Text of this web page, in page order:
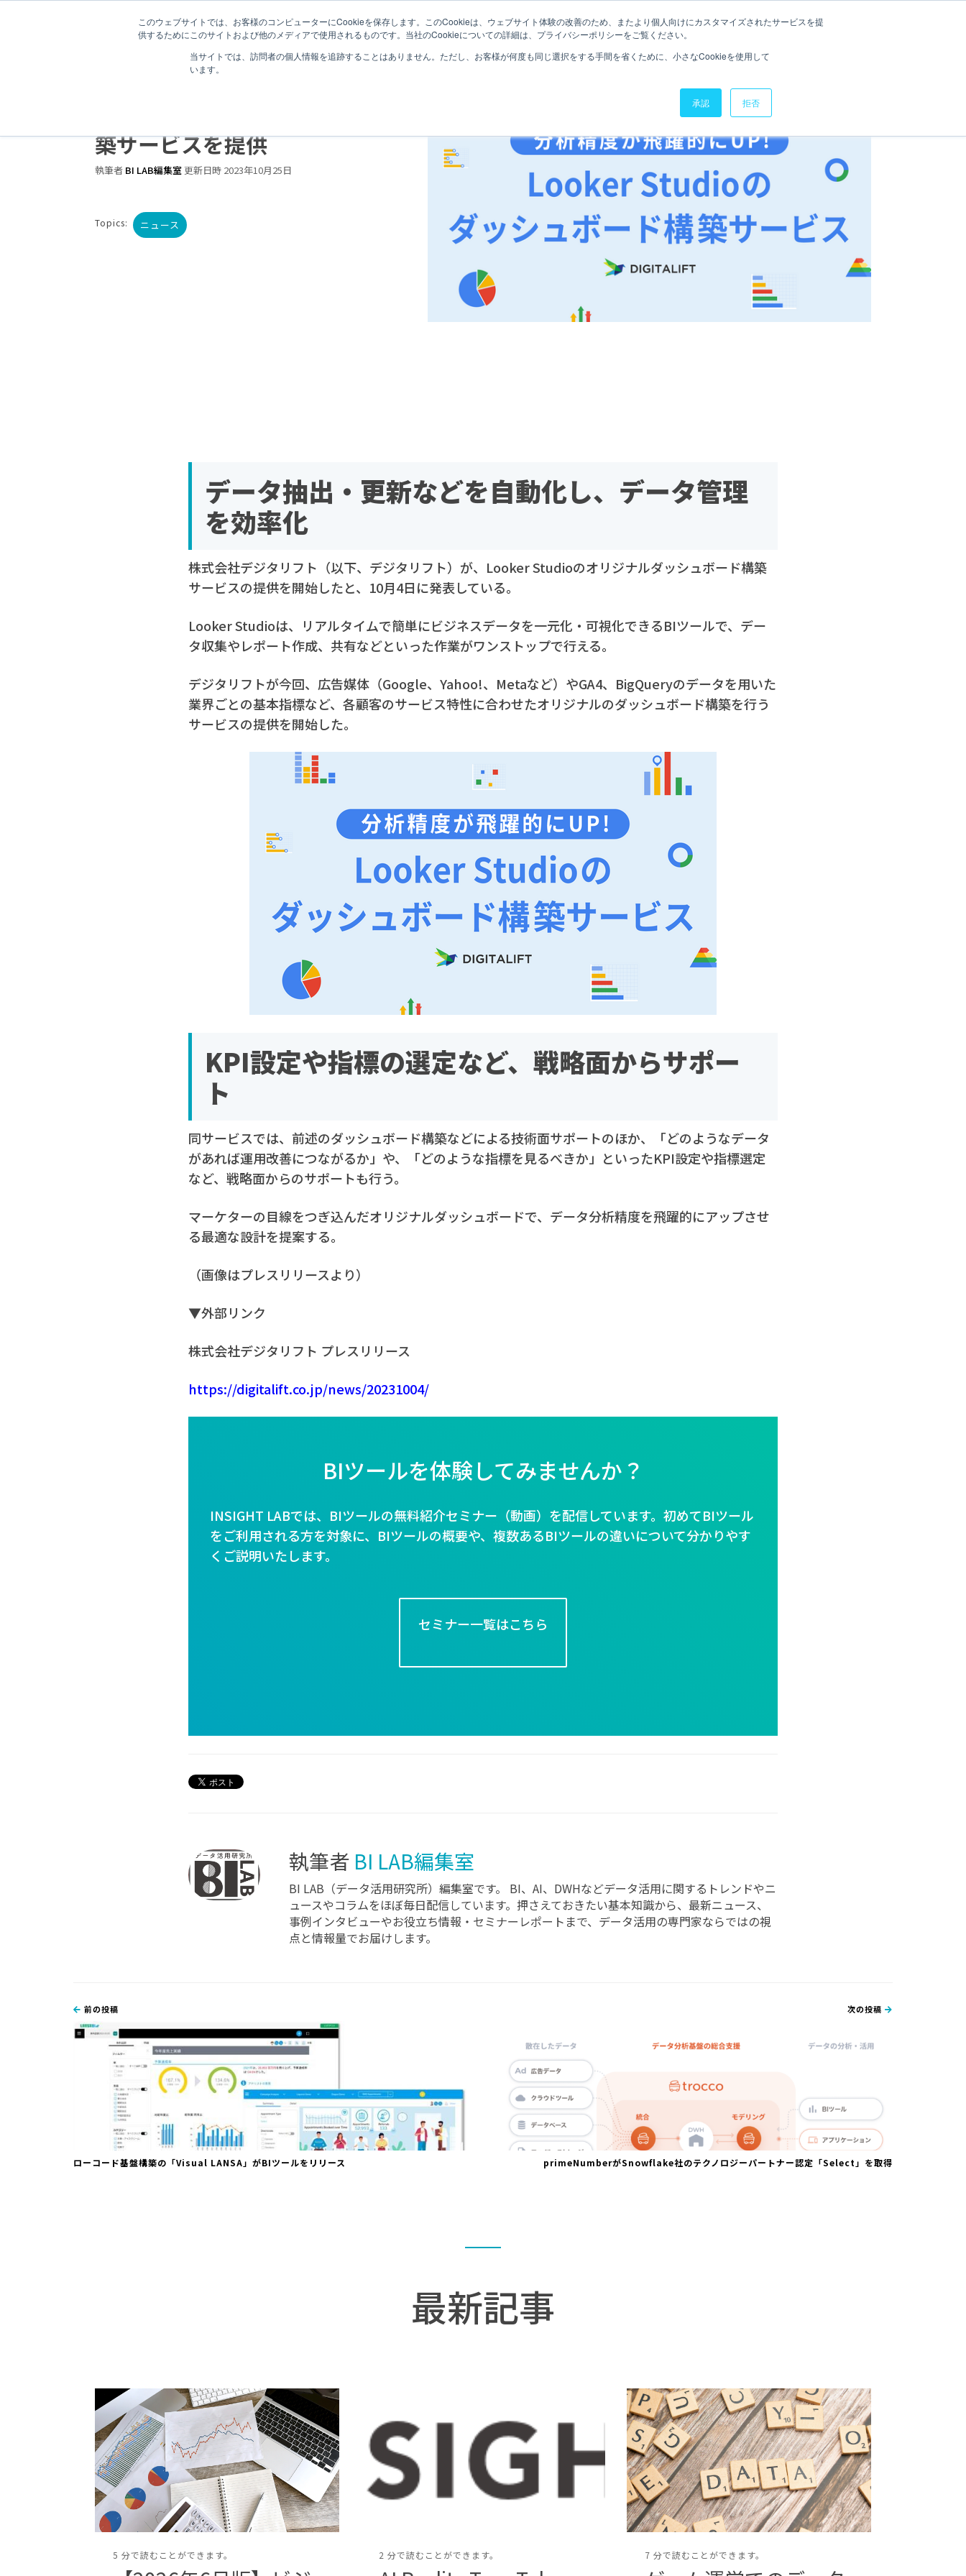
このウェブサイトでは、お客様のコンピューターにCookieを保存します。このCookieは、ウェブサイト体験の改善のため、またより個人向けにカスタマイズされたサービスを提
供するためにこのサイトおよび他のメディアで使用されるものです。当社のCookieについての詳細は、プライバシーポリシーをご覧ください。
当サイトでは、訪問者の個人情報を追跡することはありません。ただし、お客様が何度も同じ選択をする手間を省くために、小さなCookieを使用して
います。
承認 拒否
サービス紹介 取り扱い製品 導入事例 お役立ち資料 ニュース
築サービスを提供
執筆者 BI LAB編集室更新日時 2023年10月25日
Topics: ニュース
データ抽出・更新などを自動化し、データ管理
を効率化
株式会社デジタリフト（以下、デジタリフト）が、Looker Studioのオリジナルダッシュボード構築
サービスの提供を開始したと、10月4日に発表している。
Looker Studioは、リアルタイムで簡単にビジネスデータを一元化・可視化できるBIツールで、デー
タ収集やレポート作成、共有などといった作業がワンストップで行える。
デジタリフトが今回、広告媒体（Google、Yahoo!、Metaなど）やGA4、BigQueryのデータを用いた
業界ごとの基本指標など、各顧客のサービス特性に合わせたオリジナルのダッシュボード構築を行う
サービスの提供を開始した。
KPI設定や指標の選定など、戦略面からサポー
ト
同サービスでは、前述のダッシュボード構築などによる技術面サポートのほか、「どのようなデータ
があれば運用改善につながるか」や、「どのような指標を見るべきか」といったKPI設定や指標選定
など、戦略面からのサポートも行う。
マーケターの目線をつぎ込んだオリジナルダッシュボードで、データ分析精度を飛躍的にアップさせ
る最適な設計を提案する。
（画像はプレスリリースより）
▼外部リンク
株式会社デジタリフト プレスリリース
https://digitalift.co.jp/news/20231004/
BIツールを体験してみませんか？
INSIGHT LABでは、BIツールの無料紹介セミナー（動画）を配信しています。初めてBIツール
をご利用される方を対象に、BIツールの概要や、複数あるBIツールの違いについて分かりやす
くご説明いたします。
セミナー一覧はこちら
執筆者 BI LAB編集室
BI LAB（データ活用研究所）編集室です。 BI、AI、DWHなどデータ活用に関するトレンドやニ
ュースやコラムをほぼ毎日配信しています。押さえておきたい基本知識から、最新ニュース、
事例インタビューやお役立ち情報・セミナーレポートまで、データ活用の専門家ならではの視
点と情報量でお届けします。
前の投稿
ローコード基盤構築の「Visual LANSA」がBIツールをリリース
次の投稿
primeNumberがSnowflake社のテクノロジーパートナー認定「Select」を取得
最新記事
5 分で読むことができます。 2 分で読むことができます。 7 分で読むことができます。